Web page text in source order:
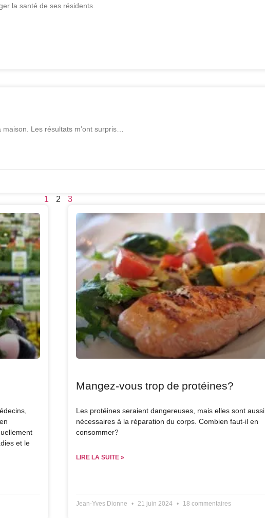
la santé de ses résidents.
Les résultats m’ont surpris…
1 2 3
et le
Mangez-vous trop de protéines?
Les protéines seraient dangereuses, mais elles sont aussi
nécessaires à la réparation du corps. Combien faut-il en
consommer?
LIRE LA SUITE »
Jean-Yves Dionne 21 juin 2024 18 commentaires